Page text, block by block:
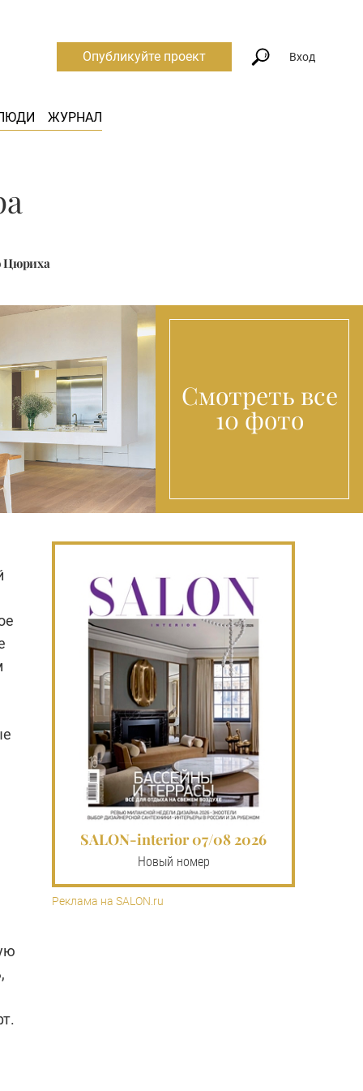
ЖУРНАЛ
Опубликуйте проект Вход
Цюриха
Смотреть все
10 фото
SALON-interior 07/08 2026
Новый номер
Реклама на SALON.ru